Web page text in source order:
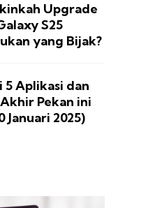
Upgrade
S25
yang Bijak?
5 Aplikasi dan
Pekan ini
Januari 2025)